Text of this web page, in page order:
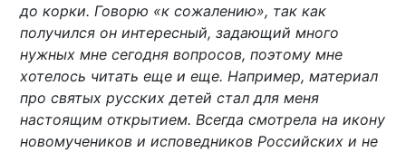
до корки. Говорю «к сожалению», так как
получился он интересный, задающий много
нужных мне сегодня вопросов, поэтому мне
хотелось читать еще и еще. Например, материал
про святых русских детей стал для меня
настоящим открытием. Всегда смотрела на икону
новомучеников и исповедников Российских и не